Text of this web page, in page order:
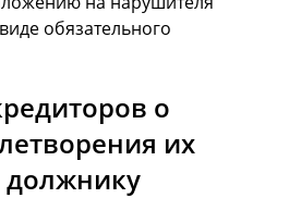
обязательного
о
их
должнику